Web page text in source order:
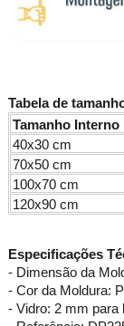
Tabela de
Tamanho Interno
40x30 cm
70x50 cm
100x70 cm
120x90 cm
Especificações
- Dimensão da
- Cor da Moldura:
- Vidro: 2 mm para